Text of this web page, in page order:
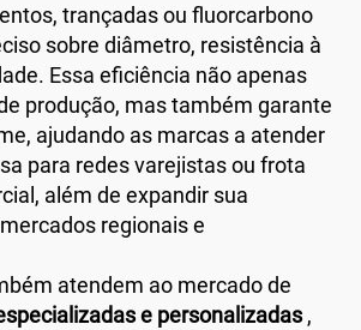
trançadas ou fluorcarbono
sobre diâmetro, resistência à
Essa eficiência não apenas
produção, mas também garante
ajudando as marcas a atender
para redes varejistas ou frota
além de expandir sua
regionais e
atendem ao mercado de
e personalizadas,